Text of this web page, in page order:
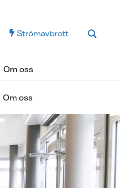
Strömavbrott
Om oss
Om oss